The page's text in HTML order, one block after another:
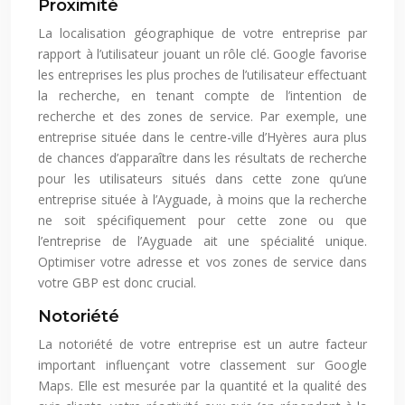
Proximité
La localisation géographique de votre entreprise par
rapport à l’utilisateur jouant un rôle clé. Google favorise
les entreprises les plus proches de l’utilisateur effectuant
la recherche, en tenant compte de l’intention de
recherche et des zones de service. Par exemple, une
entreprise située dans le centre-ville d’Hyères aura plus
de chances d’apparaître dans les résultats de recherche
pour les utilisateurs situés dans cette zone qu’une
entreprise située à l’Ayguade, à moins que la recherche
ne soit spécifiquement pour cette zone ou que
l’entreprise de l’Ayguade ait une spécialité unique.
Optimiser votre adresse et vos zones de service dans
votre GBP est donc crucial.
Notoriété
La notoriété de votre entreprise est un autre facteur
important influençant votre classement sur Google
Maps. Elle est mesurée par la quantité et la qualité des